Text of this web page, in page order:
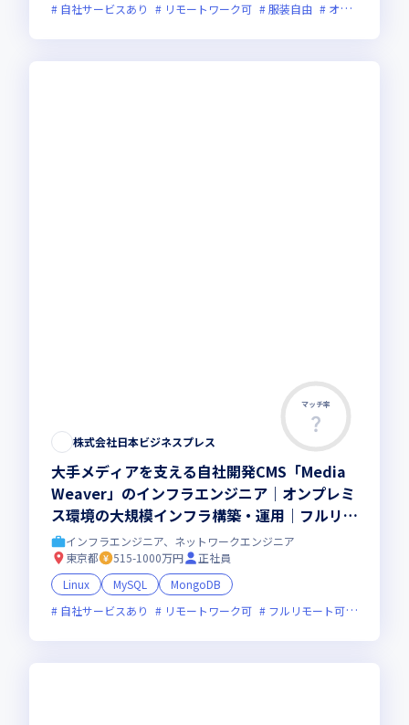
自社サービスあり
リモートワーク可 服装自由 オンライン選考可
マッチ率
株式会社日本ビジネスプレス
大手メディアを支える自社開発CMS「Media
Weaver」のインフラエンジニア｜オンプレミ
ス環境の大規模インフラ構築・運用｜フルリモ
ート・フレックス
インフラエンジニア、ネットワークエンジニア
東京都
515-1000万円
正社員
Linux
MySQL
MongoDB
自社サービスあり
リモートワーク可 フルリモート可